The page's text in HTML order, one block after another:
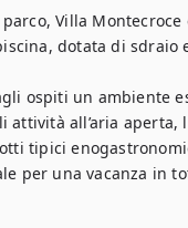
Villa
dotata di
ospiti un ambiente
all’aria aperta,
tipici
per una vacanza